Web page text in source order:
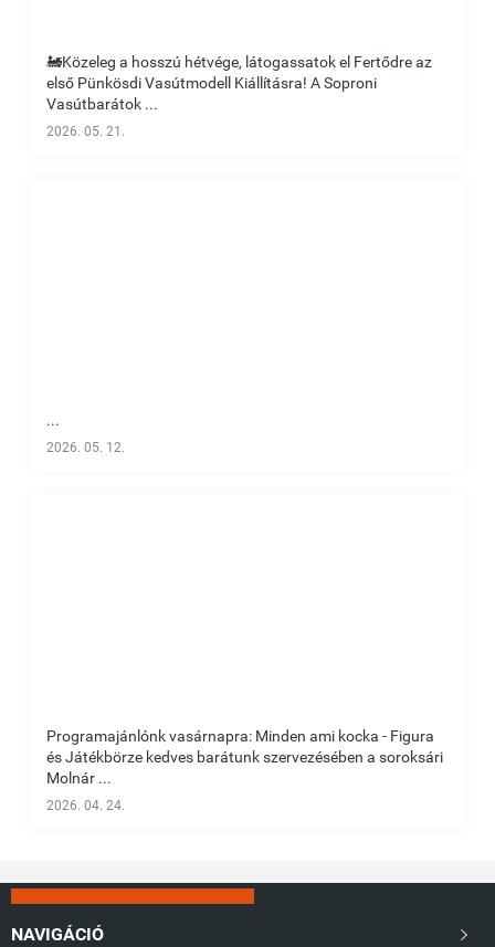
🚂Közeleg a hosszú hétvége, látogassatok el Fertődre az
első Pünkösdi Vasútmodell Kiállításra! A Soproni
Vasútbarátok ...
2026. 05. 21.
...
2026. 05. 12.
Programajánlónk vasárnapra: Minden ami kocka - Figura
és Játékbörze kedves barátunk szervezésében a soroksári
Molnár ...
2026. 04. 24.
NAVIGÁCIÓ 